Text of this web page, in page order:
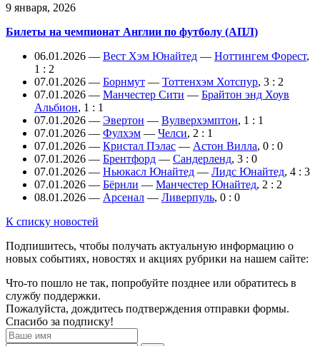
9 января, 2026
Билеты на чемпионат Англии по футболу (АПЛ)
06.01.2026 — Вест Хэм Юнайтед — Ноттингем Форест,
1 : 2
07.01.2026 — Борнмут — Тоттенхэм Хотспур, 3 : 2
07.01.2026 — Манчестер Сити — Брайтон энд Хоув
Альбион, 1 : 1
07.01.2026 — Эвертон — Вулверхэмптон, 1 : 1
07.01.2026 — Фулхэм — Челси, 2 : 1
07.01.2026 — Кристал Пэлас — Астон Вилла, 0 : 0
07.01.2026 — Брентфорд — Сандерленд, 3 : 0
07.01.2026 — Ньюкасл Юнайтед — Лидс Юнайтед, 4 : 3
07.01.2026 — Бёрнли — Манчестер Юнайтед, 2 : 2
08.01.2026 — Арсенал — Ливерпуль, 0 : 0
К списку новостей
Подпишитесь, чтобы получать актуальную информацию о
новых событиях, новостях и акциях рубрики на нашем сайте:
Что-то пошло не так, попробуйте позднее или обратитесь в
службу поддержки.
Пожалуйста, дождитесь подтверждения отправки формы.
Спасибо за подписку!